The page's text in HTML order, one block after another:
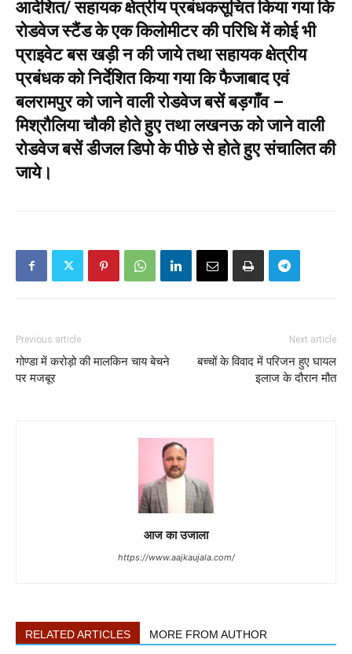
आदेशित/ सहायक क्षेत्रीय प्रबंधकसूचित किया गया कि
रोडवेज स्टैंड के एक किलोमीटर की परिधि में कोई भी
प्राइवेट बस खड़ी न की जाये तथा सहायक क्षेत्रीय
प्रबंधक को निर्देशित किया गया कि फैजाबाद एवं
बलरामपुर को जाने वाली रोडवेज बसें बड़गाँव –
मिश्रौलिया चौकी होते हुए तथा लखनऊ को जाने वाली
रोडवेज बसें डीजल डिपो के पीछे से होते हुए संचालित की
जाये।
Previous article
गोण्डा में करोड़ो की मालकिन चाय बेचने
पर मजबूर
Next article
बच्चों के विवाद में परिजन हुए घायल
इलाज के दौरान मौत
आज का उजाला
https://www.aajkaujala.com/
RELATED ARTICLES MORE FROM AUTHOR